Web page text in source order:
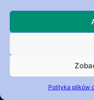
Polityka plików
Polityka Plików
© 2026